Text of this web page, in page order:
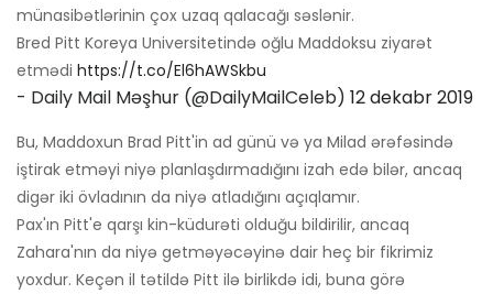
münasibətlərinin çox uzaq qalacağı səslənir.
Bred Pitt Koreya Universitetində oğlu Maddoksu ziyarət
etmədi https://t.co/El6hAWSkbu
- Daily Mail Məşhur (@DailyMailCeleb) 12 dekabr 2019
Bu, Maddoxun Brad Pitt'in ad günü və ya Milad ərəfəsində
iştirak etməyi niyə planlaşdırmadığını izah edə bilər, ancaq
digər iki övladının da niyə atladığını açıqlamır.
Pax'ın Pitt'e qarşı kin-küdurəti olduğu bildirilir, ancaq
Zahara'nın da niyə getməyəcəyinə dair heç bir fikrimiz
yoxdur. Keçən il tətildə Pitt ilə birlikdə idi, buna görə